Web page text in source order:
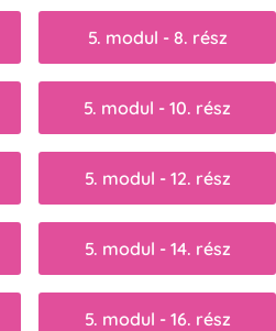
5. modul - 8. rész
5. modul - 10. rész
5. modul - 12. rész
5. modul - 14. rész
5. modul - 16. rész